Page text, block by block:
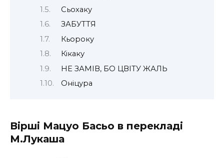
Сьохаку
ЗАБУТТЯ
Кьороку
Кікаку
НЕ ЗАМІВ, БО ЦВІТУ ЖАЛЬ
Оніцура
Вірші Мацуо Басьо в перекладі
М.Лукаша